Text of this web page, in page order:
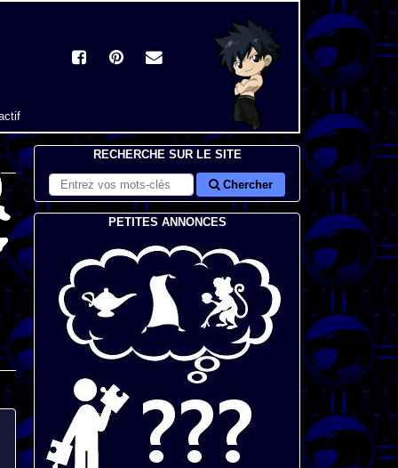
RECHERCHE SUR LE SITE
Chercher
PETITES ANNONCES